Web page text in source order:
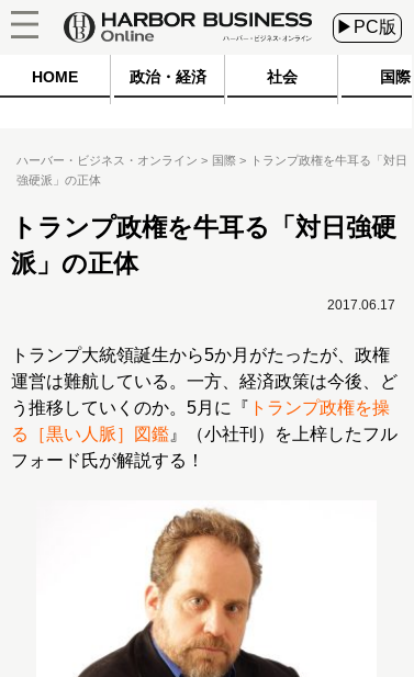
▶PC版
HOME 政治・経済 社会 国際
ハーバー・ビジネス・オンライン 国際
トランプ政権を牛耳る「対日
強硬派」の正体
トランプ政権を牛耳る「対日強硬
派」の正体
2017.06.17
トランプ大統領誕生から5か月がたったが、政権
運営は難航している。一方、経済政策は今後、ど
う推移していくのか。5月に『 トランプ政権を操
る［黒い人脈］図鑑 』（小社刊）を上梓したフル
フォード氏が解説する！